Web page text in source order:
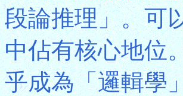
段論推理」。可
中佔有核心地位
乎成為「邏輯學